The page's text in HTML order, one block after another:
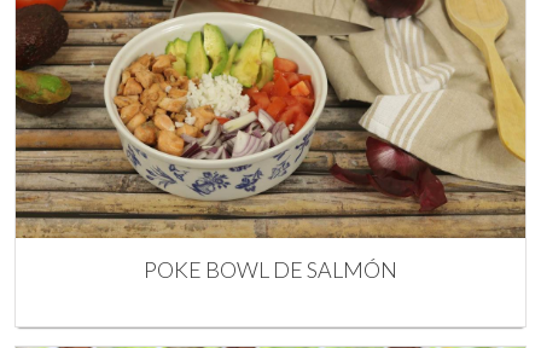
POKE BOWL DE SALMÓN